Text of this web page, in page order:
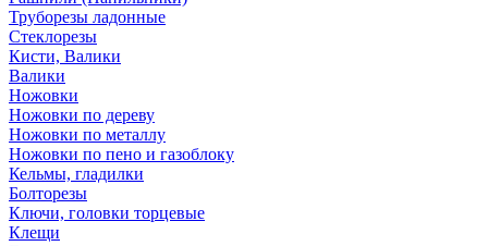
Труборезы ладонные
Стеклорезы
Кисти, Валики
Валики
Ножовки
Ножовки по дереву
Ножовки по металлу
Ножовки по пено и газоблоку
Кельмы, гладилки
Болторезы
Ключи, головки торцевые
Клещи